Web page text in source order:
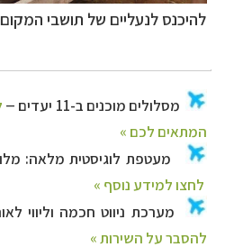
להיכנס לנעליים של תושבי המקום